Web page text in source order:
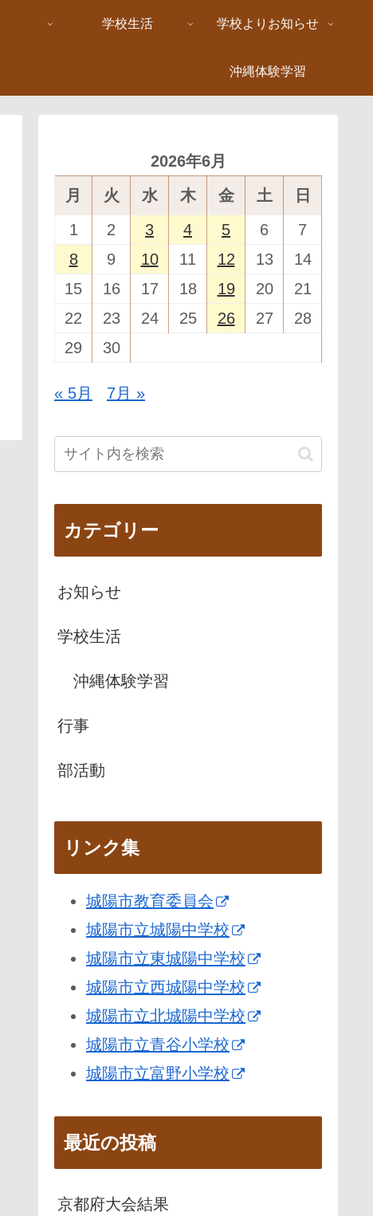
学校生活 学校よりお知らせ
沖縄体験学習
2026年6月
月
火 水 木 金 土
日
1
2 3 4 5 6
7
8
9 10 11 12 13
14
15
16 17 18 19 20
21
22
23 24 25 26 27
28
29
30
« 5月 7月 »
カテゴリー
お知らせ
学校生活
沖縄体験学習
行事
部活動
リンク集
城陽市教育委員会
城陽市立城陽中学校
城陽市立東城陽中学校
城陽市立西城陽中学校
城陽市立北城陽中学校
城陽市立青谷小学校
城陽市立富野小学校
最近の投稿
京都府大会結果